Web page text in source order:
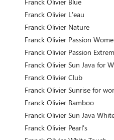
Franck Olivier L'eau
Franck Olivier Nature
Franck Olivier Passion
Franck Olivier Passion
Franck Olivier Sun Java for
Franck Olivier Club
Franck Olivier Sunrise for
Franck Olivier Bamboo
Franck Olivier Sun Java
Franck Olivier Pearl's